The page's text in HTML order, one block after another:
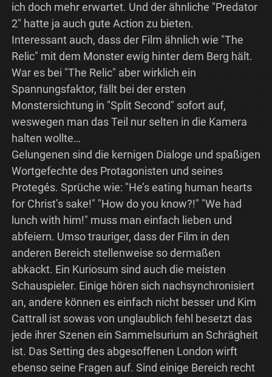
ich doch mehr erwartet. Und der ähnliche "Predator
2" hatte ja auch gute Action zu bieten.
Interessant auch, dass der Film ähnlich wie "The
Relic" mit dem Monster ewig hinter dem Berg hält.
War es bei "The Relic" aber wirklich ein
Spannungsfaktor, fällt bei der ersten
Monstersichtung in "Split Second" sofort auf,
weswegen man das Teil nur selten in die Kamera
halten wollte…
Gelungenen sind die kernigen Dialoge und spaßigen
Wortgefechte des Protagonisten und seines
Protegés. Sprüche wie: "He’s eating human hearts
for Christ’s sake!" "How do you know?!" "We had
lunch with him!" muss man einfach lieben und
abfeiern. Umso trauriger, dass der Film in den
anderen Bereich stellenweise so dermaßen
abkackt. Ein Kuriosum sind auch die meisten
Schauspieler. Einige hören sich nachsynchronisiert
an, andere können es einfach nicht besser und Kim
Cattrall ist sowas von unglaublich fehl besetzt das
jede ihrer Szenen ein Sammelsurium an Schrägheit
ist. Das Setting des abgesoffenen London wirft
ebenso seine Fragen auf. Sind einige Bereich recht